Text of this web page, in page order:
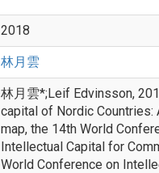
2018
林月雲
林月雲*;Leif Edvinsson,
capital of Nordic Countries:
map, the 14th World
Intellectual Capital for
World Conference on